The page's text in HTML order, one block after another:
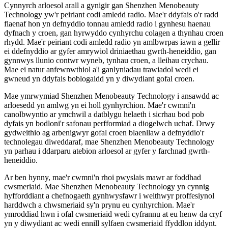
Cynnyrch arloesol arall a gynigir gan Shenzhen Menobeauty
Technology yw'r peiriant codi amledd radio. Mae'r ddyfais o'r radd
flaenaf hon yn defnyddio tonnau amledd radio i gynhesu haenau
dyfnach y croen, gan hyrwyddo cynhyrchu colagen a thynhau croen
rhydd. Mae'r peiriant codi amledd radio yn amlbwrpas iawn a gellir
ei ddefnyddio ar gyfer amrywiol driniaethau gwrth-heneiddio, gan
gynnwys llunio contwr wyneb, tynhau croen, a lleihau crychau.
Mae ei natur anfewnwthiol a'i ganlyniadau trawiadol wedi ei
gwneud yn ddyfais boblogaidd yn y diwydiant gofal croen.
Mae ymrwymiad Shenzhen Menobeauty Technology i ansawdd ac
arloesedd yn amlwg yn ei holl gynhyrchion. Mae'r cwmni'n
canolbwyntio ar ymchwil a datblygu helaeth i sicrhau bod pob
dyfais yn bodloni'r safonau perfformiad a diogelwch uchaf. Drwy
gydweithio ag arbenigwyr gofal croen blaenllaw a defnyddio'r
technolegau diweddaraf, mae Shenzhen Menobeauty Technology
yn parhau i ddarparu atebion arloesol ar gyfer y farchnad gwrth-
heneiddio.
Ar ben hynny, mae'r cwmni'n rhoi pwyslais mawr ar foddhad
cwsmeriaid. Mae Shenzhen Menobeauty Technology yn cynnig
hyfforddiant a chefnogaeth gynhwysfawr i weithwyr proffesiynol
harddwch a chwsmeriaid sy'n prynu eu cynhyrchion. Mae'r
ymroddiad hwn i ofal cwsmeriaid wedi cyfrannu at eu henw da cryf
yn y diwydiant ac wedi ennill sylfaen cwsmeriaid ffyddlon iddynt.